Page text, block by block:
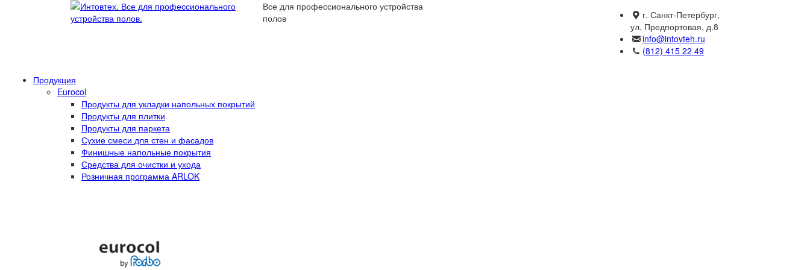
Все для профессионального устройства
полов
г. Санкт-Петербург,
ул. Предпортовая, д.8
info@intovteh.ru
(812) 415 22 49
Продукция
Eurocol
Продукты для укладки напольных покрытий
Продукты для плитки
Продукты для паркета
Сухие смеси для стен и фасадов
Финишные напольные покрытия
Средства для очистки и ухода
Розничная программа ARLOK